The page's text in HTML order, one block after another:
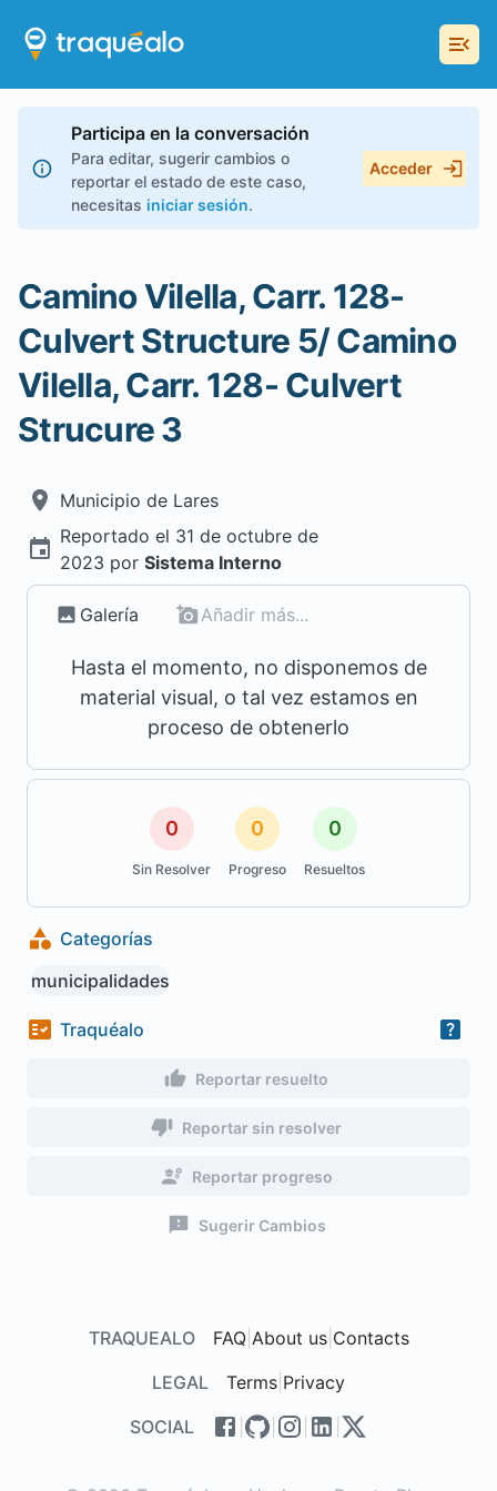
Participa en la conversación
Para editar, sugerir cambios o
reportar el estado de este caso,
necesitas iniciar sesión.
Acceder
Camino Vilella, Carr. 128-
Culvert Structure 5/ Camino
Vilella, Carr. 128- Culvert
Strucure 3
Municipio de Lares
Reportado el 31 de octubre de
2023 por Sistema Interno
Galería Añadir más...
Hasta el momento, no disponemos de
material visual, o tal vez estamos en
proceso de obtenerlo
0
Sin Resolver
0
Progreso
0
Resueltos
Categorías
municipalidades
Traquéalo
Reportar resuelto
Reportar sin resolver
Reportar progreso
Sugerir Cambios
TRAQUEALO FAQ| About us| Contacts
LEGAL
Terms Privacy
SOCIAL